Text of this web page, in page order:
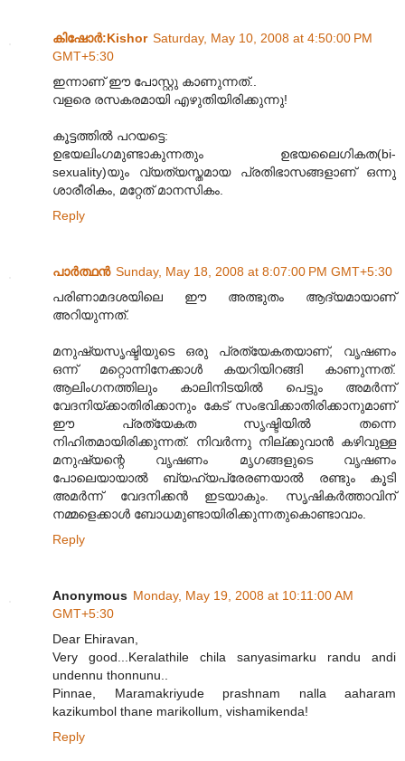
കിഷോർ‍:Kishor Saturday, May 10, 2008 at 4:50:00 PM
GMT+5:30
ഇന്നാണ് ഈ പോസ്റ്റു കാണുന്നത്..
വളരെ രസകരമായി എഴുതിയിരിക്കുന്നു!
കൂട്ടത്തില്‍ പറയട്ടെ:
ഉഭയലിംഗമുണ്ടാകുന്നതും ഉഭയലൈഗികത(bi-
sexuality)യും വ്യത്യസ്തമായ പ്രതിഭാസങ്ങളാണ് ഒന്നു
ശാരീരികം, മറ്റേത് മാനസികം.
Reply
പാര്‍ത്ഥന്‍ Sunday, May 18, 2008 at 8:07:00 PM GMT+5:30
പരിണാമദശയിലെ ഈ അത്ഭുതം ആദ്യമായാണ്‌
അറിയുന്നത്‌.
മനുഷ്യസൃഷ്ടിയുടെ ഒരു പ്രത്യേകതയാണ്‌, വൃഷണം
ഒന്ന് മറ്റൊന്നിനേക്കാള്‍ കയറിയിറങ്ങി കാണുന്നത്‌.
ആലിംഗനത്തിലും കാലിനിടയില്‍ പെട്ടും അമര്‍ന്ന്
വേദനിയ്ക്കാതിരിക്കാനും കേട്‌ സംഭവിക്കാതിരിക്കാനുമാണ്‌
ഈ പ്രത്യേകത സൃഷ്ടിയില്‍ തന്നെ
നിഹിതമായിരിക്കുന്നത്‌. നിവര്‍ന്നു നില്‌ക്കുവാന്‍ കഴിവുള്ള
മനുഷ്യന്റെ വൃഷണം മൃഗങ്ങളുടെ വൃഷണം
പോലെയായാല്‍ ബ്യഹ്യപ്രേരണയാല്‍ രണ്ടും കൂടി
അമര്‍ന്ന് വേദനിക്കന്‍ ഇടയാകും. സൃഷികര്‍ത്താവിന്‌
നമ്മളെക്കാള്‍ ബോധമുണ്ടായിരിക്കുന്നതുകൊണ്ടാവാം.
Reply
Anonymous Monday, May 19, 2008 at 10:11:00 AM
GMT+5:30
Dear Ehiravan,
Very good...Keralathile chila sanyasimarku randu andi
undennu thonnunu..
Pinnae, Maramakriyude prashnam nalla aaharam
kazikumbol thane marikollum, vishamikenda!
Reply